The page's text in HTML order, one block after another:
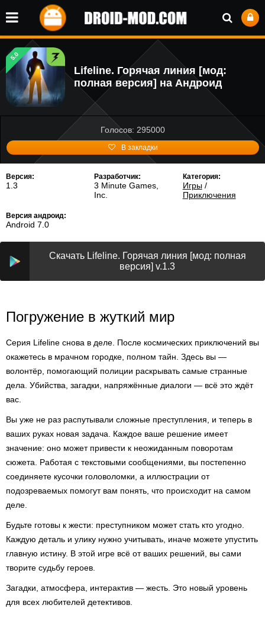
5.0
Lifeline. Горячая линия [мод:
полная версия] на Андроид
Голосов: 295000
В закладки
Версия:
1.3
Разработчик:
3 Minute Games,
Inc.
Категория:
Игры/
Приключения
Версия андроид:
Android 7.0
Скачать Lifeline. Горячая линия [мод: полная
версия] v.1.3
Погружение в жуткий мир
Серия Lifeline снова в деле. После космических приключений вы
окажетесь в мрачном городке, полном тайн. Здесь вы —
волонтёр, помогающий полиции раскрывать самые странные
дела. Убийства, загадки, напряжённые диалоги — всё это ждёт
вас.
Вы уже не раз распутывали сложные преступления, и теперь в
ваших руках новая задача. Каждое ваше решение имеет
значение: оно может привести к неожиданным поворотам
сюжета. Работая с текстовыми сообщениями, вы постепенно
соединяете кусочки головоломки, а иллюстрации от
подозреваемых помогут вам понять, что происходит на самом
деле.
Будьте готовы к жести: преступником может стать кто угодно.
Каждую деталь и улику нужно учитывать, иначе можете упустить
главную истину. В этой игре всё от ваших решений, вы сами
творите судьбу героев.
Загадки, атмосфера, интерактив — жесть. Это новый уровень
для всех любителей детективов.